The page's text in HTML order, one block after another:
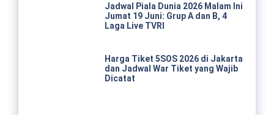
Jadwal Piala Dunia 2026 Malam Ini
Jumat 19 Juni: Grup A dan B, 4
Laga Live TVRI
Harga Tiket 5SOS 2026 di Jakarta
dan Jadwal War Tiket yang Wajib
Dicatat